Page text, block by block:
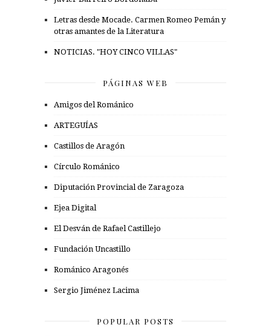
Letras desde Mocade. Carmen Romeo Pemán y
otras amantes de la Literatura
NOTICIAS. "HOY CINCO VILLAS"
PÁGINAS WEB
Amigos del Románico
ARTEGUÍAS
Castillos de Aragón
Círculo Románico
Diputación Provincial de Zaragoza
Ejea Digital
El Desván de Rafael Castillejo
Fundación Uncastillo
Románico Aragonés
Sergio Jiménez Lacima
POPULAR POSTS